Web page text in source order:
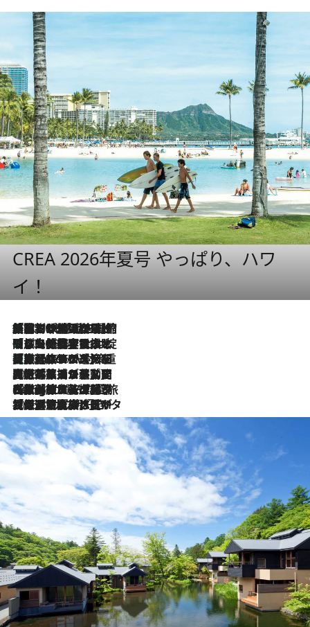
CREA 2026年夏号 やっぱり、ハワ
イ！
2026.8.6
「荷物が増えるほど旅ストレスは増す」美容ジャーナリストがたどり着いた最終結論。“化粧品を劇的に減らす”感動の凝縮美容とは
2026.8.6
「旅先には金髪ウィッグを持参」日本と同じメイクでは損してる!? 美容ジャーナリストが提案する“掟破りの旅美容”とは
2026.8.6
【厳選旅コスメ】「身軽さ＆UV対策重視！」ヘアアーティストshucoが選んだ夏旅ベストコスメを発表【Mサイズジップ】
2026.8.5
【厳選旅コスメ】国内をあちこち移動する河井菜摘が選んだ夏旅ベストコスメ発表！「リラックスアイテムはマスト」【Mサイズジップ】
2026.8.4
【厳選旅コスメ】「紫外線＆乾燥対策しながらメイク感も！」ヘア＆メイクGeorgeが選んだ夏旅ベストコスメを発表！【Mサイズジップ】
2026.8.3
【厳選旅コスメ】「保湿もタイパ重視！」“サウナ好き”タレント清水みさとが愛用する夏旅ベストコスメを発表！【Mサイズジップ】